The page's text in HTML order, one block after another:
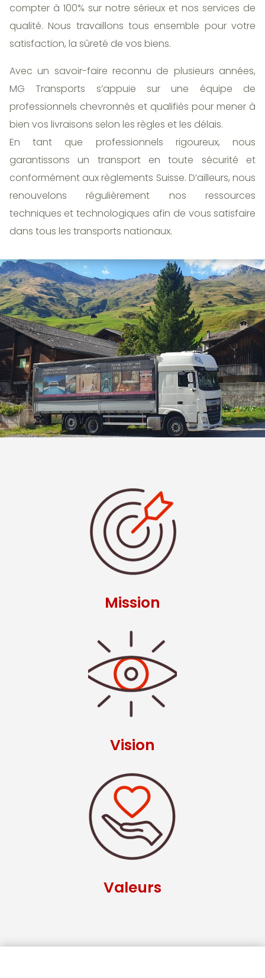
compter à 100% sur notre sérieux et nos services de
qualité. Nous travaillons tous ensemble pour votre
satisfaction, la sûreté de vos biens.
Avec un savoir-faire reconnu de plusieurs années,
MG Transports s’appuie sur une équipe de
professionnels chevronnés et qualifiés pour mener à
bien vos livraisons selon les règles et les délais.
En tant que professionnels rigoureux, nous
garantissons un transport en toute sécurité et
conformément aux règlements Suisse. D’ailleurs, nous
renouvelons régulièrement nos ressources
techniques et technologiques afin de vous satisfaire
dans tous les transports nationaux.
Mission
Vision
Valeurs